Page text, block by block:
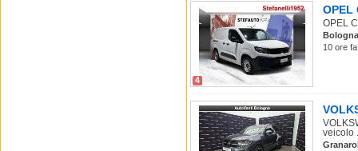
4
OPEL
OPEL
Bologna
10 ore
veicolo